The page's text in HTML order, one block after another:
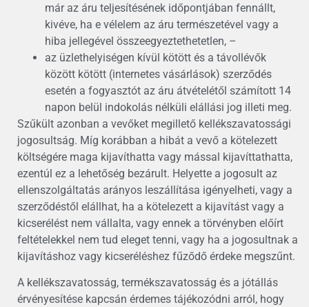
már az áru teljesítésének időpontjában fennállt,
kivéve, ha e vélelem az áru természetével vagy a
hiba jellegével összeegyeztethetetlen, –
az üzlethelyiségen kívül kötött és a távollévők
között kötött (internetes vásárlások) szerződés
esetén a fogyasztót az áru átvételétől számított 14
napon belül indokolás nélküli elállási jog illeti meg.
Szűkült azonban a vevőket megillető kellékszavatossági
jogosultság. Míg korábban a hibát a vevő a kötelezett
költségére maga kijavíthatta vagy mással kijavíttathatta,
ezentúl ez a lehetőség bezárult. Helyette a jogosult az
ellenszolgáltatás arányos leszállítása igényelheti, vagy a
szerződéstől elállhat, ha a kötelezett a kijavítást vagy a
kicserélést nem vállalta, vagy ennek a törvényben előírt
feltételekkel nem tud eleget tenni, vagy ha a jogosultnak a
kijavításhoz vagy kicseréléshez fűződő érdeke megszűnt.
A kellékszavatosság, termékszavatosság és a jótállás
érvényesítése kapcsán érdemes tájékozódni arról, hogy